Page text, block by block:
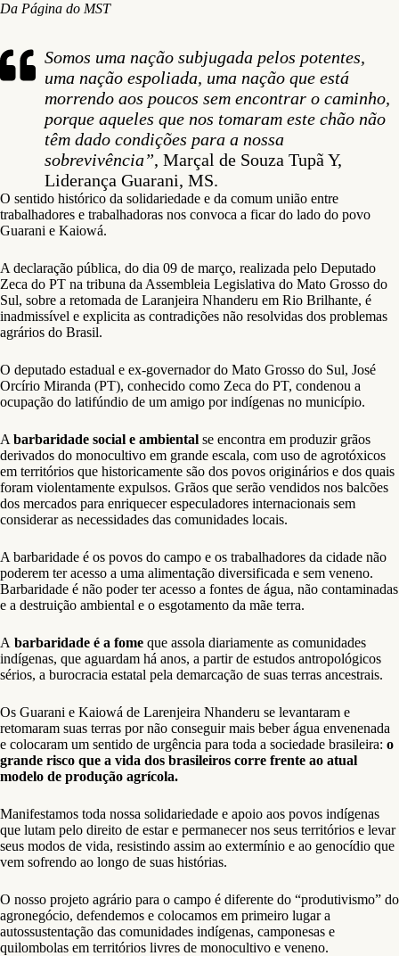
Da Página do MST
Somos uma nação subjugada pelos potentes,
uma nação espoliada, uma nação que está
morrendo aos poucos sem encontrar o caminho,
porque aqueles que nos tomaram este chão não
têm dado condições para a nossa
sobrevivência”, Marçal de Souza Tupã Y,
Liderança Guarani, MS.
O sentido histórico da solidariedade e da comum união entre
trabalhadores e trabalhadoras nos convoca a ficar do lado do povo
Guarani e Kaiowá.
A declaração pública, do dia 09 de março, realizada pelo Deputado
Zeca do PT na tribuna da Assembleia Legislativa do Mato Grosso do
Sul, sobre a retomada de Laranjeira Nhanderu em Rio Brilhante, é
inadmissível e explicita as contradições não resolvidas dos problemas
agrários do Brasil.
O deputado estadual e ex-governador do Mato Grosso do Sul, José
Orcírio Miranda (PT), conhecido como Zeca do PT, condenou a
ocupação do latifúndio de um amigo por indígenas no município.
A barbaridade social e ambiental se encontra em produzir grãos
derivados do monocultivo em grande escala, com uso de agrotóxicos
em territórios que historicamente são dos povos originários e dos quais
foram violentamente expulsos. Grãos que serão vendidos nos balcões
dos mercados para enriquecer especuladores internacionais sem
considerar as necessidades das comunidades locais.
A barbaridade é os povos do campo e os trabalhadores da cidade não
poderem ter acesso a uma alimentação diversificada e sem veneno.
Barbaridade é não poder ter acesso a fontes de água, não contaminadas
e a destruição ambiental e o esgotamento da mãe terra.
A barbaridade é a fome que assola diariamente as comunidades
indígenas, que aguardam há anos, a partir de estudos antropológicos
sérios, a burocracia estatal pela demarcação de suas terras ancestrais.
Os Guarani e Kaiowá de Larenjeira Nhanderu se levantaram e
retomaram suas terras por não conseguir mais beber água envenenada
e colocaram um sentido de urgência para toda a sociedade brasileira: o
grande risco que a vida dos brasileiros corre frente ao atual
modelo de produção agrícola.
Manifestamos toda nossa solidariedade e apoio aos povos indígenas
que lutam pelo direito de estar e permanecer nos seus territórios e levar
seus modos de vida, resistindo assim ao extermínio e ao genocídio que
vem sofrendo ao longo de suas histórias.
O nosso projeto agrário para o campo é diferente do “produtivismo” do
agronegócio, defendemos e colocamos em primeiro lugar a
autossustentação das comunidades indígenas, camponesas e
quilombolas em territórios livres de monocultivo e veneno.